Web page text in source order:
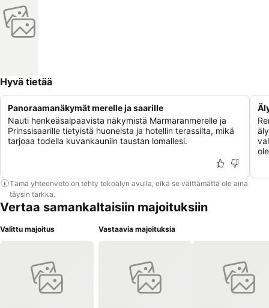
Hyvä tietää
Panoraamanäkymät merelle ja saarille
Nauti henkeäsalpaavista näkymistä Marmaranmerelle ja
Prinssisaarille tietyistä huoneista ja hotellin terassilta, mikä
tarjoaa todella kuvankauniin taustan lomallesi.
Tämä yhteenveto on tehty tekoälyn avulla, eikä se välttämättä ole aina
täysin tarkka.
Vertaa samankaltaisiin majoituksiin
Valittu majoitus Vastaavia majoituksia